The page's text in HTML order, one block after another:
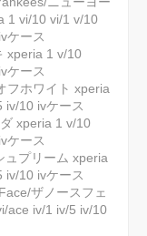
1 vi/10 vi/1 v/10
ケース
xperia 1 v/10
ケース
フホワイト xperia
iv/10 ivケース
xperia 1 v/10
ケース
ュプリーム xperia
iv/10 ivケース
ザノースフェ
ace iv/1 iv/5 iv/10